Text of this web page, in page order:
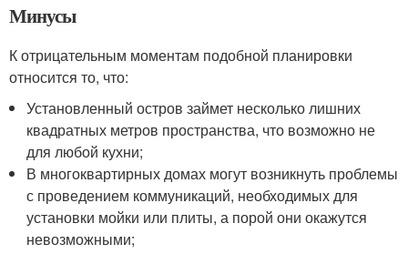
Минусы
К отрицательным моментам подобной планировки
относится то, что:
Установленный остров займет несколько лишних
квадратных метров пространства, что возможно не
для любой кухни;
В многоквартирных домах могут возникнуть проблемы
с проведением коммуникаций, необходимых для
установки мойки или плиты, а порой они окажутся
невозможными;